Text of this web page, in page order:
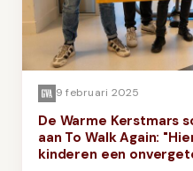
9 februari 2025
De Warme Kerstmars
aan To Walk Again:
kinderen een